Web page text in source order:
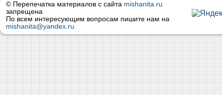
© Перепечатка материалов с сайта mishanita.ru
запрещена
По всем интересующим вопросам пишите нам на
mishanita@yandex.ru